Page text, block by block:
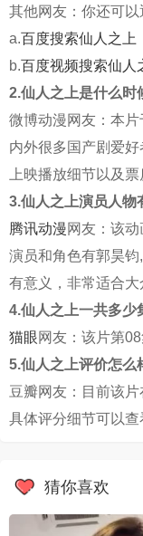
其他网友：你还可以
a.百度搜索仙人之上
b.百度视频搜索仙人
2.仙人之上是什么时
微博动漫网友：本
内外很多国产剧爱
上映播放细节以及
3.仙人之上演员人物
腾讯动漫网友：该
演员和角色有郭昊
有意义，非常适合大
4.仙人之上一共多少
猫眼网友：该片第
5.仙人之上评价怎么
豆瓣网友：目前该
具体评分细节可以查
猜你喜欢